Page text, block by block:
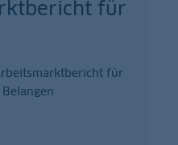
für
für